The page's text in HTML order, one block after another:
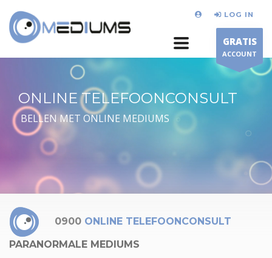
LOG IN
GRATIS
ACCOUNT
ONLINE TELEFOONCONSULT
BELLEN MET ONLINE MEDIUMS
0900 ONLINE TELEFOONCONSULT
PARANORMALE MEDIUMS